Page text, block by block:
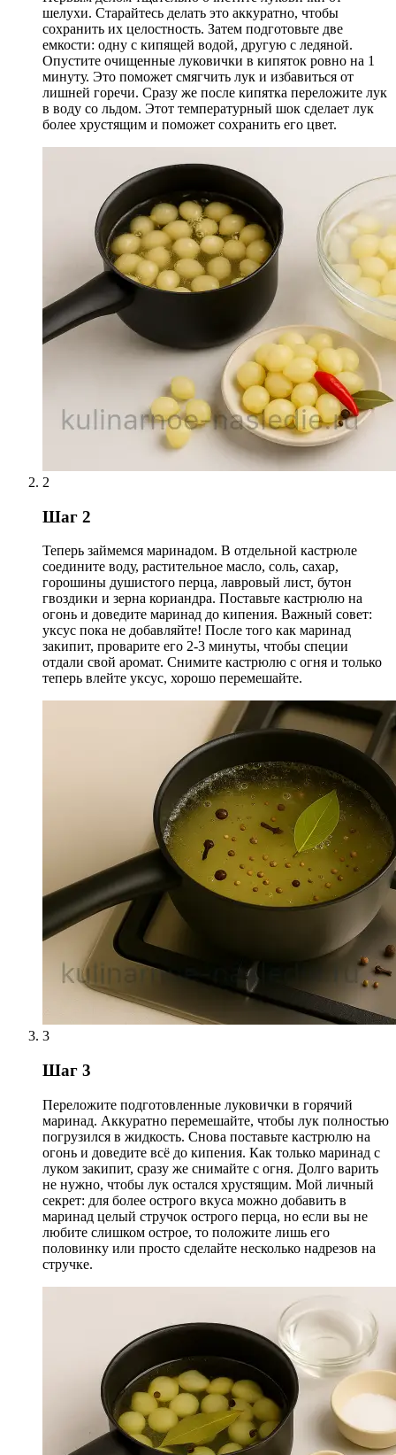
шелухи. Старайтесь делать это аккуратно, чтобы
сохранить их целостность. Затем подготовьте две
емкости: одну с кипящей водой, другую с ледяной.
Опустите очищенные луковички в кипяток ровно на 1
минуту. Это поможет смягчить лук и избавиться от
лишней горечи. Сразу же после кипятка переложите лук
в воду со льдом. Этот температурный шок сделает лук
более хрустящим и поможет сохранить его цвет.
2
Шаг 2
Теперь займемся маринадом. В отдельной кастрюле
соедините воду, растительное масло, соль, сахар,
горошины душистого перца, лавровый лист, бутон
гвоздики и зерна кориандра. Поставьте кастрюлю на
огонь и доведите маринад до кипения. Важный совет:
уксус пока не добавляйте! После того как маринад
закипит, проварите его 2-3 минуты, чтобы специи
отдали свой аромат. Снимите кастрюлю с огня и только
теперь влейте уксус, хорошо перемешайте.
3
Шаг 3
Переложите подготовленные луковички в горячий
маринад. Аккуратно перемешайте, чтобы лук полностью
погрузился в жидкость. Снова поставьте кастрюлю на
огонь и доведите всё до кипения. Как только маринад с
луком закипит, сразу же снимайте с огня. Долго варить
не нужно, чтобы лук остался хрустящим. Мой личный
секрет: для более острого вкуса можно добавить в
маринад целый стручок острого перца, но если вы не
любите слишком острое, то положите лишь его
половинку или просто сделайте несколько надрезов на
стручке.